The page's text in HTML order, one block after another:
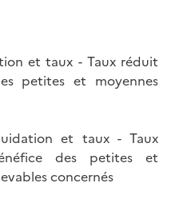
et taux - Taux réduit
petites et moyennes
et taux - Taux
des petites et
concernés